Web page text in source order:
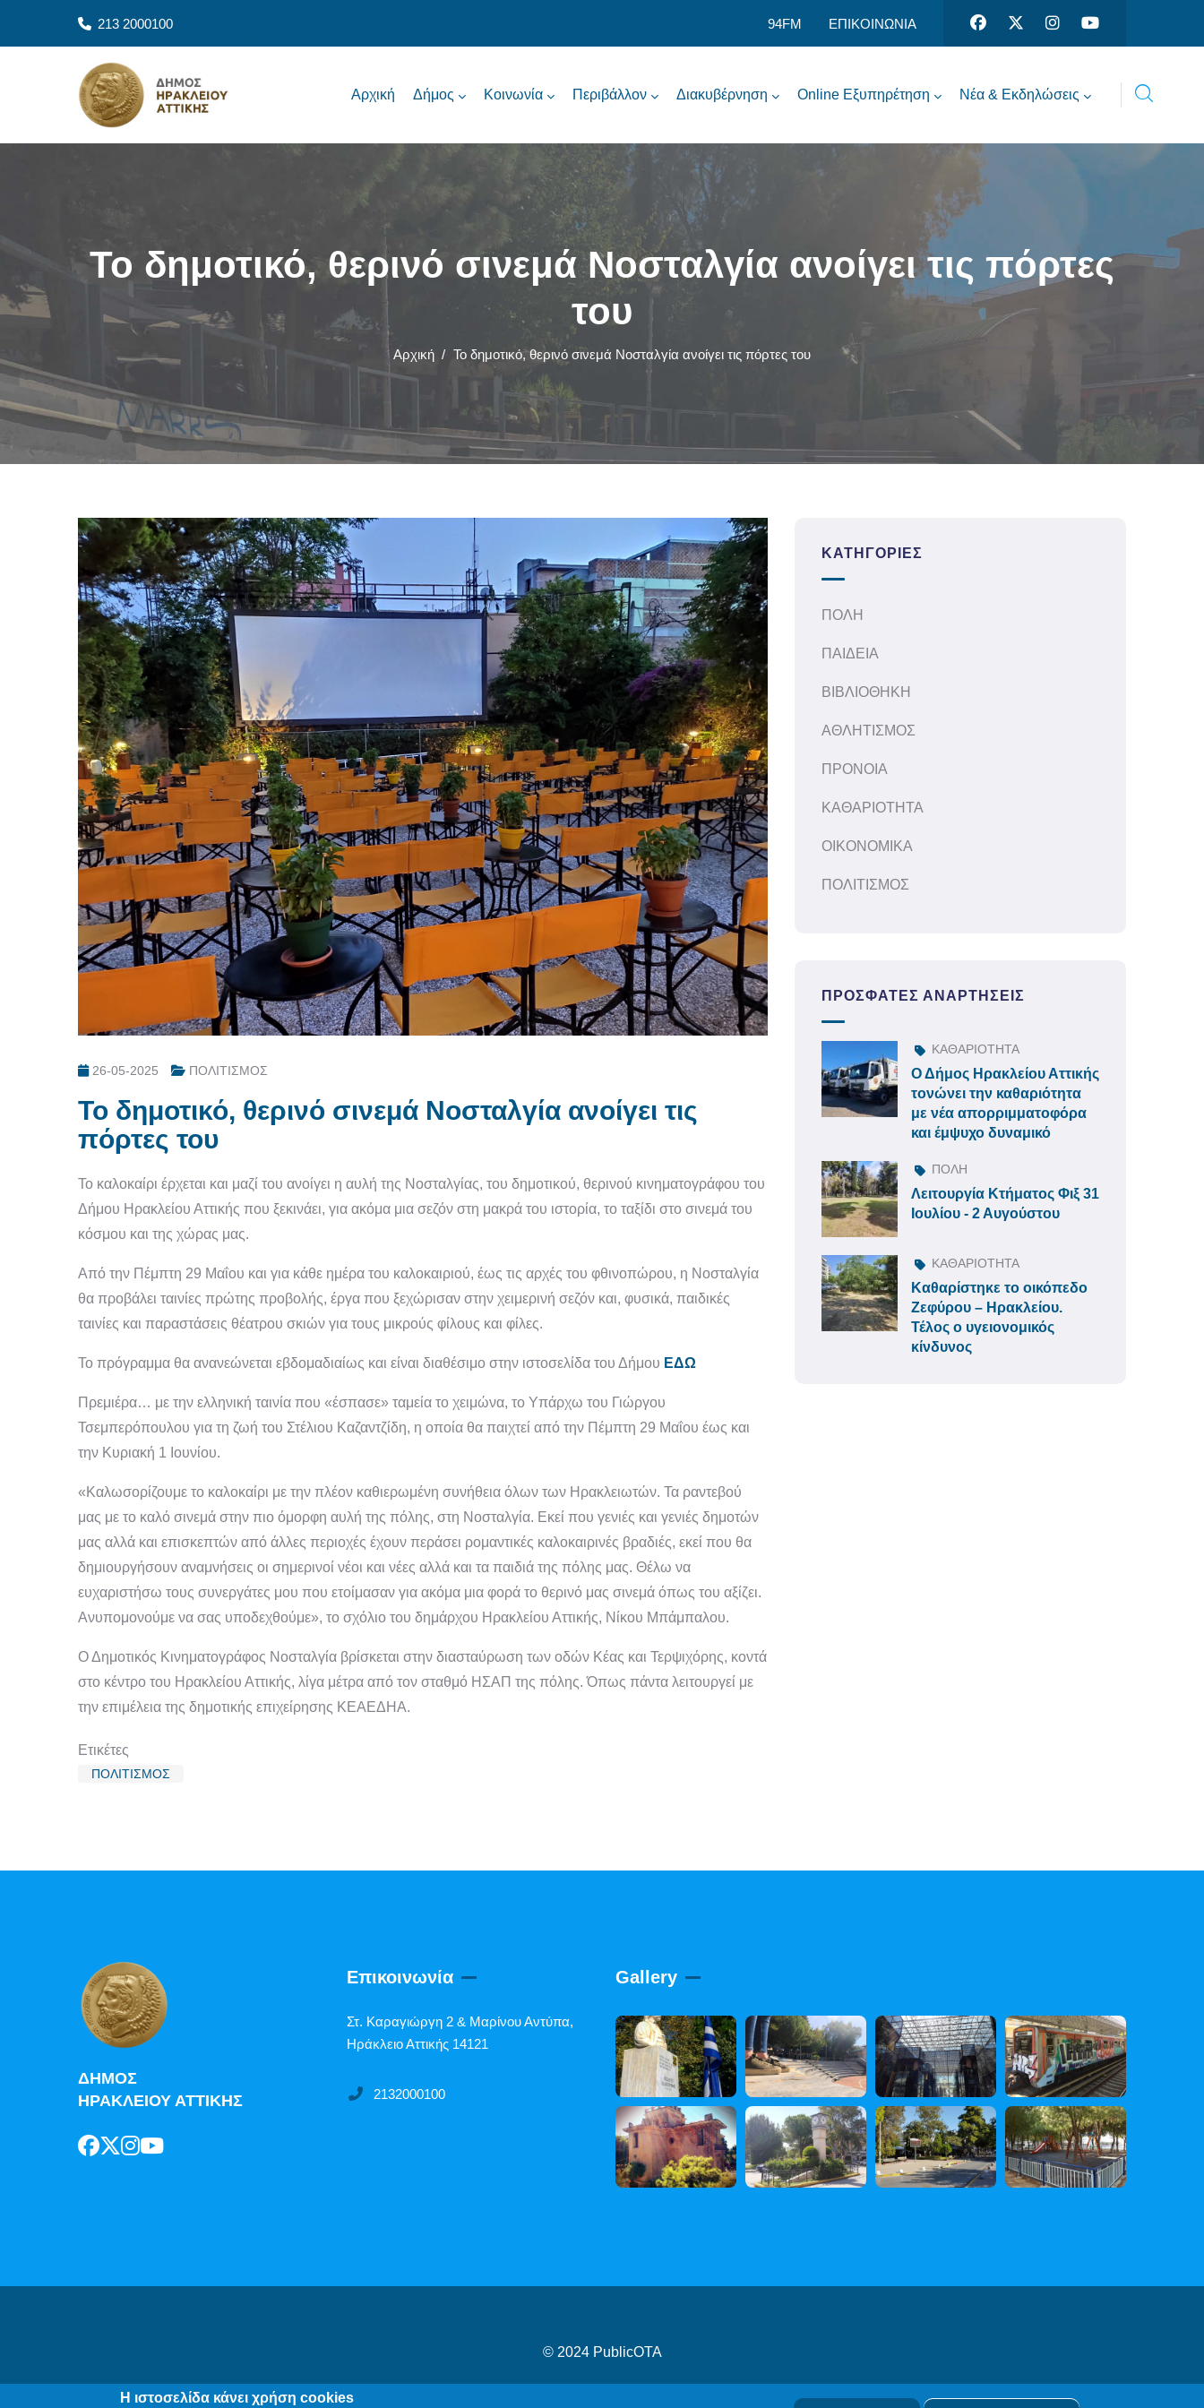
213 2000100 94FM ΕΠΙΚΟΙΝΩΝΙΑ
Αρχική Δήμος Κοινωνία Περιβάλλον Διακυβέρνηση Online Εξυπηρέτηση Νέα & Εκδηλώσεις
Το δημοτικό, θερινό σινεμά Νοσταλγία ανοίγει τις πόρτες
του
Αρχική / Το δημοτικό, θερινό σινεμά Νοσταλγία ανοίγει τις πόρτες του
26-05-2025 ΠΟΛΙΤΙΣΜΟΣ
Το δημοτικό, θερινό σινεμά Νοσταλγία ανοίγει τις
πόρτες του
Το καλοκαίρι έρχεται και μαζί του ανοίγει η αυλή της Νοσταλγίας, του δημοτικού, θερινού κινηματογράφου του
Δήμου Ηρακλείου Αττικής που ξεκινάει, για ακόμα μια σεζόν στη μακρά του ιστορία, το ταξίδι στο σινεμά του
κόσμου και της χώρας μας.
Από την Πέμπτη 29 Μαΐου και για κάθε ημέρα του καλοκαιριού, έως τις αρχές του φθινοπώρου, η Νοσταλγία
θα προβάλει ταινίες πρώτης προβολής, έργα που ξεχώρισαν στην χειμερινή σεζόν και, φυσικά, παιδικές
ταινίες και παραστάσεις θέατρου σκιών για τους μικρούς φίλους και φίλες.
Το πρόγραμμα θα ανανεώνεται εβδομαδιαίως και είναι διαθέσιμο στην ιστοσελίδα του Δήμου ΕΔΩ
Πρεμιέρα… με την ελληνική ταινία που «έσπασε» ταμεία το χειμώνα, το Υπάρχω του Γιώργου
Τσεμπερόπουλου για τη ζωή του Στέλιου Καζαντζίδη, η οποία θα παιχτεί από την Πέμπτη 29 Μαΐου έως και
την Κυριακή 1 Ιουνίου.
«Καλωσορίζουμε το καλοκαίρι με την πλέον καθιερωμένη συνήθεια όλων των Ηρακλειωτών. Τα ραντεβού
μας με το καλό σινεμά στην πιο όμορφη αυλή της πόλης, στη Νοσταλγία. Εκεί που γενιές και γενιές δημοτών
μας αλλά και επισκεπτών από άλλες περιοχές έχουν περάσει ρομαντικές καλοκαιρινές βραδιές, εκεί που θα
δημιουργήσουν αναμνήσεις οι σημερινοί νέοι και νέες αλλά και τα παιδιά της πόλης μας. Θέλω να
ευχαριστήσω τους συνεργάτες μου που ετοίμασαν για ακόμα μια φορά το θερινό μας σινεμά όπως του αξίζει.
Ανυπομονούμε να σας υποδεχθούμε», το σχόλιο του δημάρχου Ηρακλείου Αττικής, Νίκου Μπάμπαλου.
Ο Δημοτικός Κινηματογράφος Νοσταλγία βρίσκεται στην διασταύρωση των οδών Κέας και Τερψιχόρης, κοντά
στο κέντρο του Ηρακλείου Αττικής, λίγα μέτρα από τον σταθμό ΗΣΑΠ της πόλης. Όπως πάντα λειτουργεί με
την επιμέλεια της δημοτικής επιχείρησης ΚΕΑΕΔΗΑ.
Ετικέτες
ΠΟΛΙΤΙΣΜΟΣ
ΚΑΤΗΓΟΡΊΕΣ
ΠΟΛΗ
ΠΑΙΔΕΙΑ
ΒΙΒΛΙΟΘΗΚΗ
ΑΘΛΗΤΙΣΜΟΣ
ΠΡΟΝΟΙΑ
ΚΑΘΑΡΙΟΤΗΤΑ
ΟΙΚΟΝΟΜΙΚΑ
ΠΟΛΙΤΙΣΜΟΣ
ΠΡΌΣΦΑΤΕΣ ΑΝΑΡΤΉΣΕΙΣ
ΚΑΘΑΡΙΟΤΗΤΑ
Ο Δήμος Ηρακλείου Αττικής
τονώνει την καθαριότητα
με νέα απορριμματοφόρα
και έμψυχο δυναμικό
ΠΟΛΗ
Λειτουργία Κτήματος Φιξ 31
Ιουλίου - 2 Αυγούστου
ΚΑΘΑΡΙΟΤΗΤΑ
Καθαρίστηκε το οικόπεδο
Ζεφύρου – Ηρακλείου.
Τέλος ο υγειονομικός
κίνδυνος
ΔΗΜΟΣ
ΗΡΑΚΛΕΙΟΥ ΑΤΤΙΚΗΣ
Επικοινωνία
Στ. Καραγιώργη 2 & Μαρίνου Αντύπα,
Ηράκλειο Αττικής 14121
2132000100
Gallery
© 2024 PublicOTA
Δήλωση Προβασιμότητας
Η ιστοσελίδα κάνει χρήση cookies